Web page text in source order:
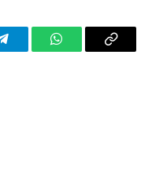
TelegramWhatsAppCopy